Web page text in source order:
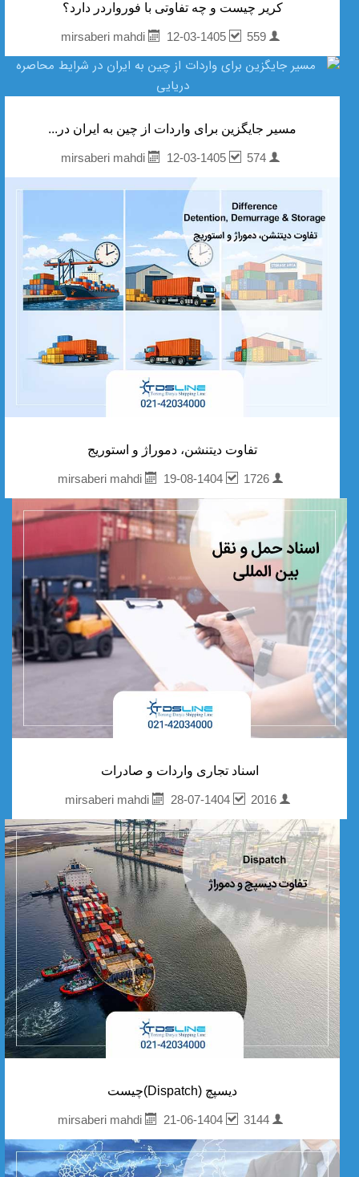
کریر چیست و چه تفاوتی با فورواردر دارد؟
mirsaberi mahdi
12-03-1405 559
مسیر جایگزین برای واردات از چین به ایران در...
mirsaberi mahdi
12-03-1405 574
تفاوت دیتنشن، دموراژ و استوریج
mirsaberi mahdi
19-08-1404 1726
اسناد تجاری واردات و صادرات
mirsaberi mahdi
28-07-1404 2016
دیسپچ (Dispatch)چیست
mirsaberi mahdi
21-06-1404 3144